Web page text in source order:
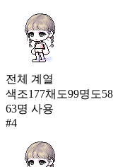
20,726
전체 계열
색조177채도99명도58
63명 사용
#4